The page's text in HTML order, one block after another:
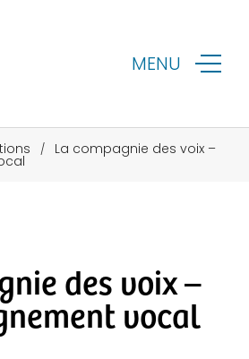
MENU
/ La compagnie des voix –
des voix –
vocal